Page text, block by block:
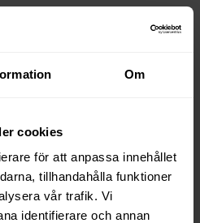
Om
cookies
för att anpassa innehållet
tillhandahålla funktioner
vår trafik. Vi
identifierare och annan